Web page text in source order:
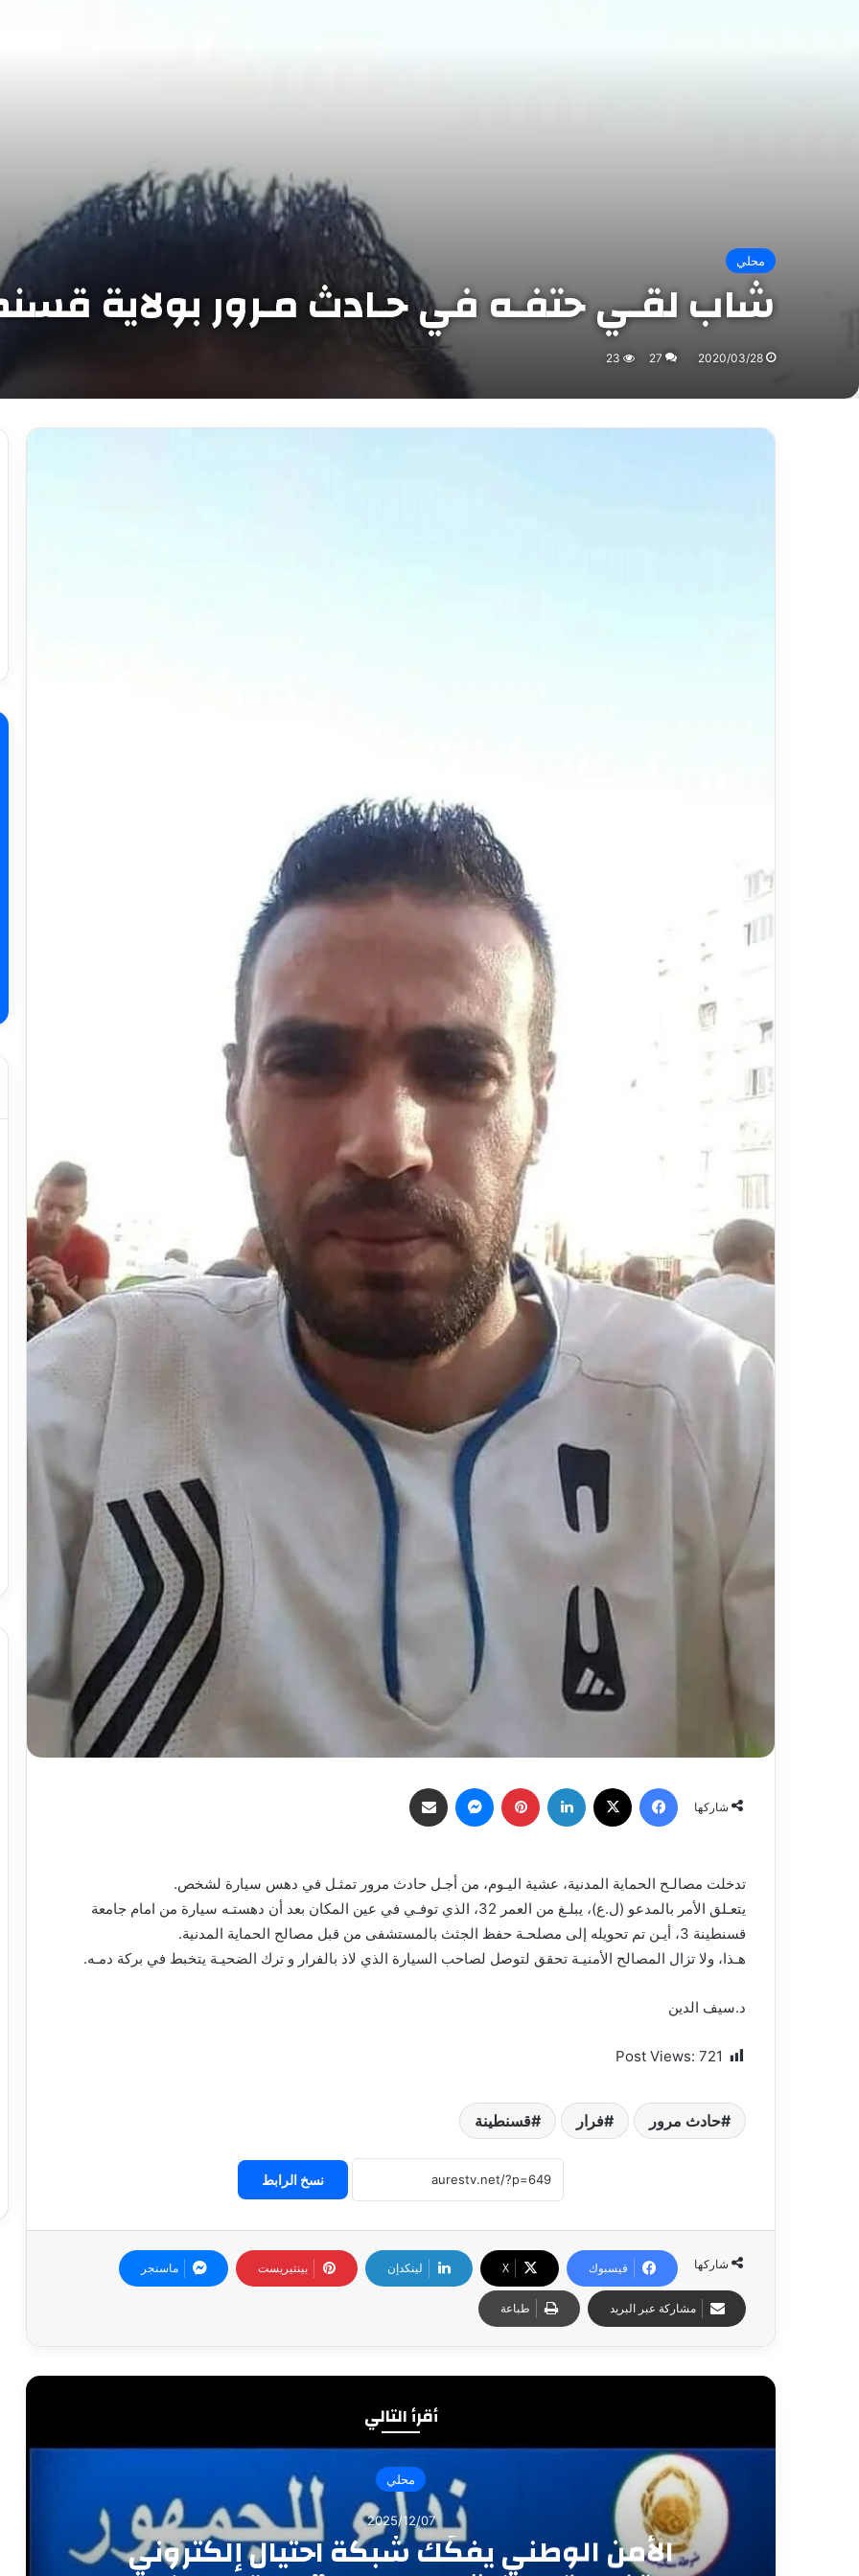
محلي
شاب لقـي حتفـه في حـادث مـرور بولاية
2020/03/28
27
23
شاركها
فيسبوك لينكدإن بينتيريست ماسنجر
تدخلت مصالـح الحماية المدنية، عشية اليـوم، من أجـل حادث مرور تمثـل في دهس سيارة لشخص.
يتعـلق الأمر بالمدعو (ل.ع)، يبلـغ من العمر 32، الذي توفـي في عين المكان بعد أن دهستـه سيارة من امام جامعة
قسنطينة 3، أيـن تم تحويله إلى مصلحـة حفظ الجثث بالمستشفى من قبل مصالح الحماية المدنية.
هـذا، ولا تزال المصالح الأمنيـة تحقق لتوصل لصاحب السيارة الذي لاذ بالفرار و ترك الضحيـة يتخبط في بركة دمـه.
د.سيف الدين
Post Views: 721
حادث مرور فرار قسنطينة
نسخ الرابط
شاركها فيسبوك X لينكدإن بينتيريست ماسنجر
مشاركة عبر البريد طباعة
أقرأ التالي
محلي
2025/11/28
ام البواقي بعين مليلة | استمرار التوتر داخل